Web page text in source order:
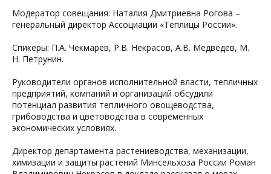
Модератор совещания: Наталия Дмитриевна Рогова –
генеральный директор Ассоциации «Теплицы России».
Спикеры: П.А. Чекмарев, Р.В. Некрасов, А.В. Медведев, М.
Н. Петрунин.
Руководители органов исполнительной власти, тепличных
предприятий, компаний и организаций обсудили
потенциал развития тепличного овощеводства,
грибоводства и цветоводства в современных
экономических условиях.
Директор департамента растениеводства, механизации,
химизации и защиты растений Минсельхоза России Роман